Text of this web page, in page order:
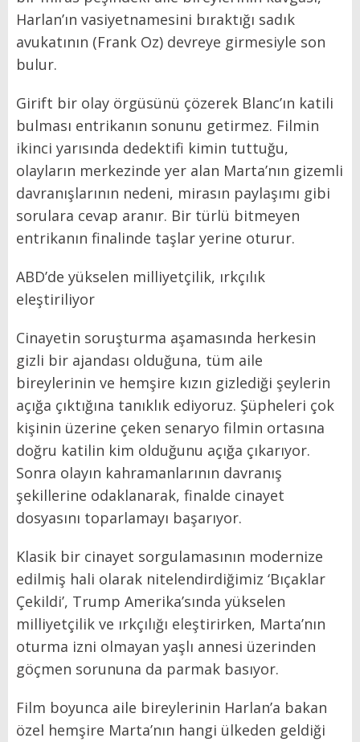
Harlan’ın vasiyetnamesini bıraktığı sadık
avukatının (Frank Oz) devreye girmesiyle son
bulur.
Girift bir olay örgüsünü çözerek Blanc’ın katili
bulması entrikanın sonunu getirmez. Filmin
ikinci yarısında dedektifi kimin tuttuğu,
olayların merkezinde yer alan Marta’nın gizemli
davranışlarının nedeni, mirasın paylaşımı gibi
sorulara cevap aranır. Bir türlü bitmeyen
entrikanın finalinde taşlar yerine oturur.
ABD’de yükselen milliyetçilik, ırkçılık
eleştiriliyor
Cinayetin soruşturma aşamasında herkesin
gizli bir ajandası olduğuna, tüm aile
bireylerinin ve hemşire kızın gizlediği şeylerin
açığa çıktığına tanıklık ediyoruz. Şüpheleri çok
kişinin üzerine çeken senaryo filmin ortasına
doğru katilin kim olduğunu açığa çıkarıyor.
Sonra olayın kahramanlarının davranış
şekillerine odaklanarak, finalde cinayet
dosyasını toparlamayı başarıyor.
Klasik bir cinayet sorgulamasının modernize
edilmiş hali olarak nitelendirdiğimiz ‘Bıçaklar
Çekildi’, Trump Amerika’sında yükselen
milliyetçilik ve ırkçılığı eleştirirken, Marta’nın
oturma izni olmayan yaşlı annesi üzerinden
göçmen sorununa da parmak basıyor.
Film boyunca aile bireylerinin Harlan’a bakan
özel hemşire Marta’nın hangi ülkeden geldiği